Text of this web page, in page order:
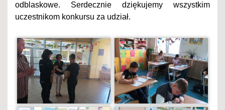
odblaskowe. Serdecznie dziękujemy wszystkim
uczestnikom konkursu za udział.